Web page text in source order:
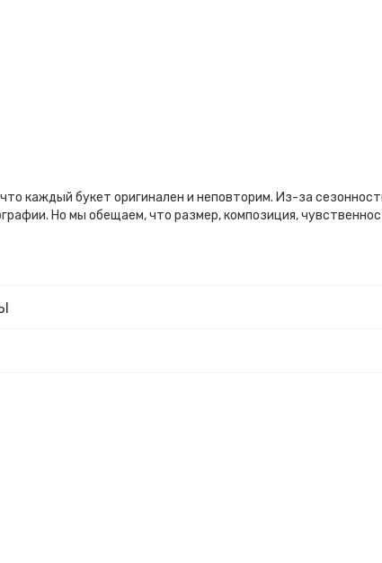
каждый букет оригинален и неповторим. Из-за
Но мы обещаем, что размер, композиция,